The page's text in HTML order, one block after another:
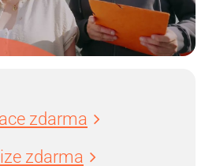
zdarma
zdarma